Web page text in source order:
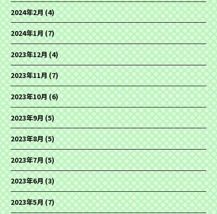
2024年2月(4)
2024年1月(7)
2023年12月(4)
2023年11月(7)
2023年10月(6)
2023年9月(5)
2023年8月(5)
2023年7月(5)
2023年6月(3)
2023年5月(7)